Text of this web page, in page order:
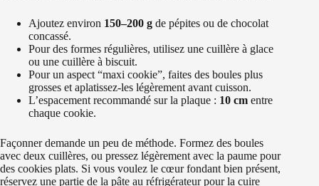
Ajoutez environ 150–200 g de pépites ou de chocolat
concassé.
Pour des formes régulières, utilisez une cuillère à glace
ou une cuillère à biscuit.
Pour un aspect “maxi cookie”, faites des boules plus
grosses et aplatissez-les légèrement avant cuisson.
L’espacement recommandé sur la plaque : 10 cm entre
chaque cookie.
Façonner demande un peu de méthode. Formez des boules
avec deux cuillères, ou pressez légèrement avec la paume pour
des cookies plats. Si vous voulez le cœur fondant bien présent,
réservez une partie de la pâte au réfrigérateur pour la cuire